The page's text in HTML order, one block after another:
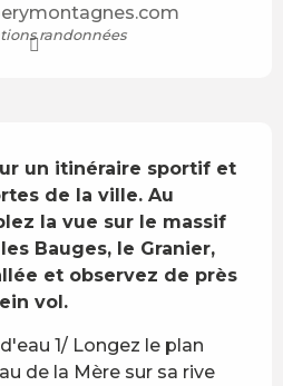
randonnées
un itinéraire sportif et
de la ville. Au
la vue sur le massif
Bauges, le Granier,
et observez de près
vol.
1/ Longez le plan
de la Mère sur sa rive